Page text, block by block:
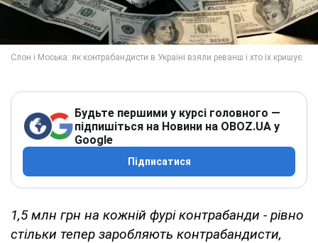
Будьте першими у курсі головного —
підпишіться на Новини на OBOZ.UA у
Google
Підписатися
1,5 млн грн на кожній фурі контрабанди - рівно
стільки тепер заробляють контрабандисти,